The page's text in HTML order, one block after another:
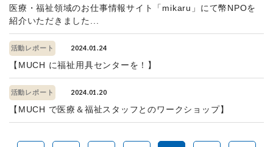
医療・福祉領域のお仕事情報サイト「mikaru」にて幣NPOを
紹介いただきました...
活動レポート 2024.01.24
【MUCH に福祉用具センターを！】
活動レポート 2024.01.20
【MUCH で医療＆福祉スタッフとのワークショップ】